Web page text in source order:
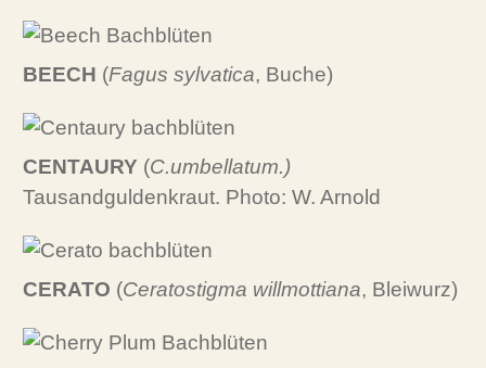
BEECH (Fagus sylvatica, Buche)
CENTAURY (C.umbellatum.)
Tausandguldenkraut. Photo: W. Arnold
CERATO (Ceratostigma willmottiana, Bleiwurz)